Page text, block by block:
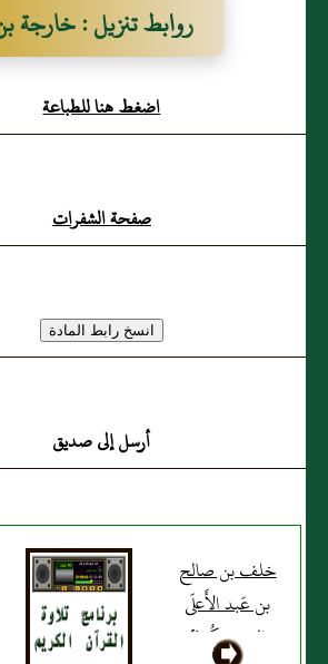
روابط تنزيل : خارجة
حذافة العَدوي عَدي
اضغط هنا للطباعة
صفحة الشفرات
أرسل إلى صديق
خلف بن صالح
بن عَبد الأَعلَى
التيمي، كُوفيٌّ